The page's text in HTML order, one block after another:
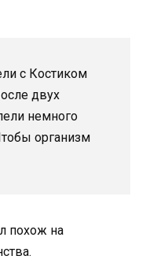
с Костиком
двух
немного
организм
похож на